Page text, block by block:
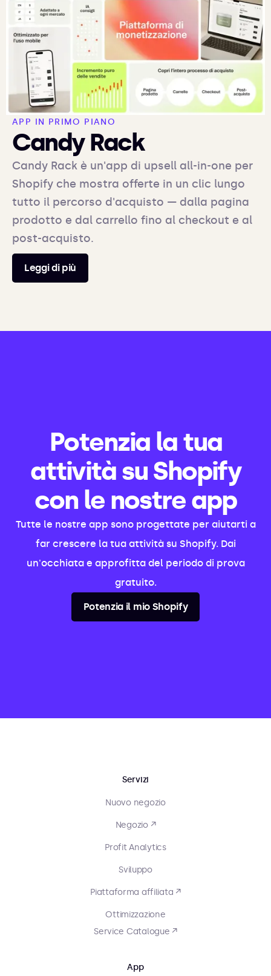
APP IN PRIMO PIANO
Candy Rack
Candy Rack è un'app di upsell all-in-one per
Shopify che mostra offerte in un clic lungo
tutto il percorso d'acquisto — dalla pagina
prodotto e dal carrello fino al checkout e al
post-acquisto.
Leggi di più
Potenzia la tua
attività su Shopify
con le nostre app
Tutte le nostre app sono progettate per aiutarti a
far crescere la tua attività su Shopify. Dai
un'occhiata e approfitta del periodo di prova
gratuito.
Potenzia il mio Shopify
Servizi
Nuovo negozio
Negozio ↗
Profit Analytics
Sviluppo
Piattaforma affiliata ↗
Ottimizzazione
Service Catalogue ↗
App